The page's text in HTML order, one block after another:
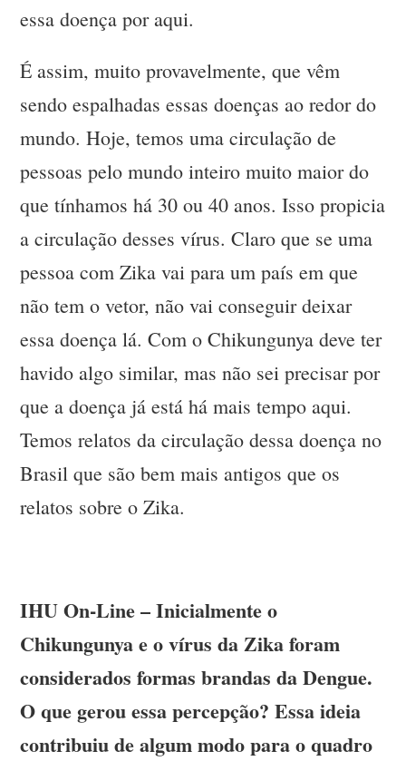
essa doença por aqui.
É assim, muito provavelmente, que vêm
sendo espalhadas essas doenças ao redor do
mundo. Hoje, temos uma circulação de
pessoas pelo mundo inteiro muito maior do
que tínhamos há 30 ou 40 anos. Isso propicia
a circulação desses vírus. Claro que se uma
pessoa com Zika vai para um país em que
não tem o vetor, não vai conseguir deixar
essa doença lá. Com o Chikungunya deve ter
havido algo similar, mas não sei precisar por
que a doença já está há mais tempo aqui.
Temos relatos da circulação dessa doença no
Brasil que são bem mais antigos que os
relatos sobre o Zika.
IHU On-Line – Inicialmente o
Chikungunya e o vírus da Zika foram
considerados formas brandas da Dengue.
O que gerou essa percepção? Essa ideia
contribuiu de algum modo para o quadro